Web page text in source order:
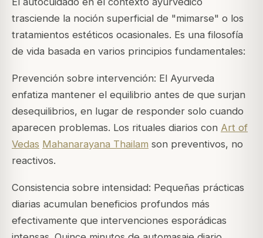
trasciende la noción superficial de "mimarse" o los
tratamientos estéticos ocasionales. Es una filosofía
de vida basada en varios principios fundamentales:
Prevención sobre intervención: El Ayurveda
enfatiza mantener el equilibrio antes de que surjan
desequilibrios, en lugar de responder solo cuando
aparecen problemas. Los rituales diarios con Art of
Vedas Mahanarayana Thailam son preventivos, no
reactivos.
Consistencia sobre intensidad: Pequeñas prácticas
diarias acumulan beneficios profundos más
efectivamente que intervenciones esporádicas